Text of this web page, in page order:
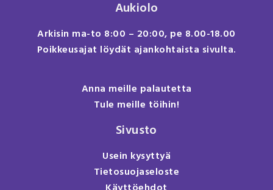
Aukiolo
Arkisin ma-to 8:00 – 20:00, pe 8.00-18.00
Poikkeusajat löydät ajankohtaista sivulta.
Anna meille palautetta
Tule meille töihin!
Sivusto
Usein kysyttyä
Tietosuojaseloste